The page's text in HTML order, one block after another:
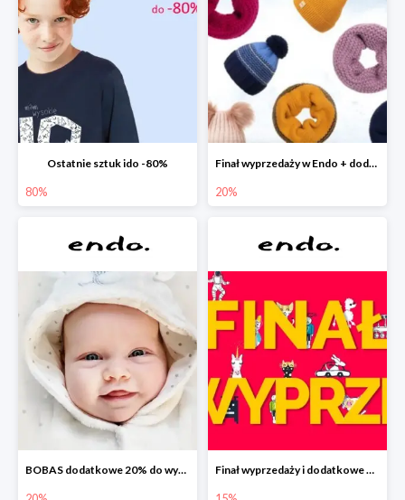
Ostatnie sztuk ido -80%
80%
Finał wyprzedaży w Endo + dodatkowe 2% rabatu
20%
BOBAS dodatkowe 20% do wyprzedaży Finał wyprzedaży i dodatkowe 15%